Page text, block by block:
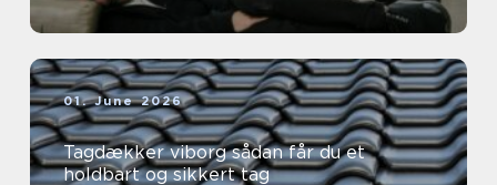
01. June 2026
Tagdækker viborg sådan får du et
holdbart og sikkert tag